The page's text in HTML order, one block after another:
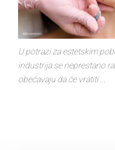
U potrazi za estetskim
industrija se neprestano
obećavaju da će vratiti ...